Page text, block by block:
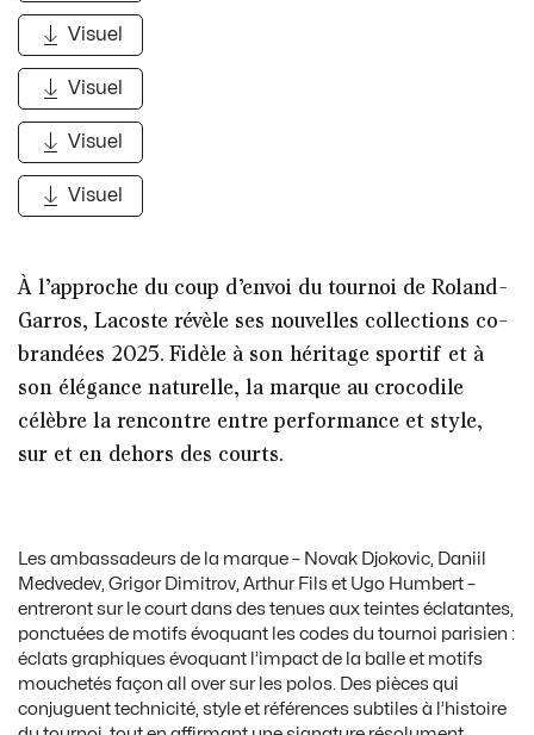
Visuel
Visuel
Visuel
Visuel
À l’approche du coup d’envoi du tournoi de Roland-
Garros, Lacoste révèle ses nouvelles collections co-
brandées 2025. Fidèle à son héritage sportif et à
son élégance naturelle, la marque au crocodile
célèbre la rencontre entre performance et style,
sur et en dehors des courts.
Les ambassadeurs de la marque – Novak Djokovic, Daniil
Medvedev, Grigor Dimitrov, Arthur Fils et Ugo Humbert –
entreront sur le court dans des tenues aux teintes éclatantes,
ponctuées de motifs évoquant les codes du tournoi parisien :
éclats graphiques évoquant l’impact de la balle et motifs
mouchetés façon all over sur les polos. Des pièces qui
conjuguent technicité, style et références subtiles à l’histoire